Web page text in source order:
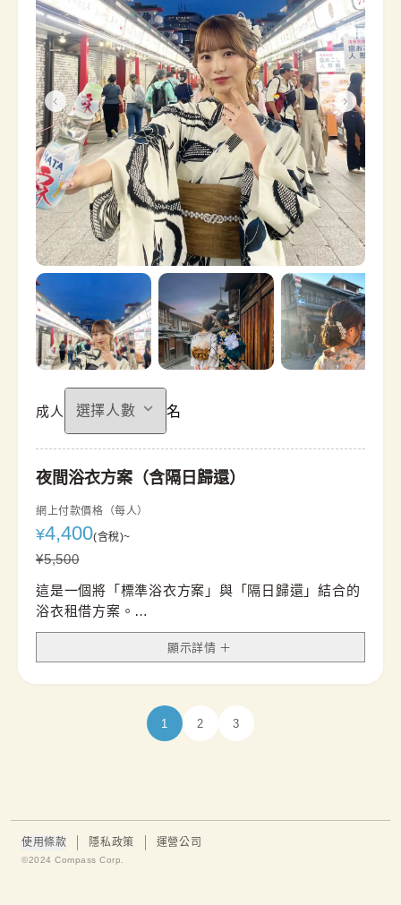
成人 名
夜間浴衣方案（含隔日歸還）
網上付款價格（每人）
¥4,400(含稅)~
¥5,500
這是一個將「標準浴衣方案」與「隔日歸還」結合的
浴衣租借方案。
可延長至隔日下午3點歸還，讓您當天無需在意歸還
時間，可以盡情享受夜晚行程。
若您隔日無法回到店鋪歸還，我們推薦使用「宅配歸
還選項」（加收1,650日圓）。
※如女性顧客希望升級方案，請於店舖洽詢。
※對於男士或兒童的預訂，請選擇男士浴衣方案或兒
童浴衣方案，並選擇「隔天歸還」選項後再預訂。
顯示詳情
1 2 3
使用條款 隱私政策 運營公司
©︎2024 Compass Corp.